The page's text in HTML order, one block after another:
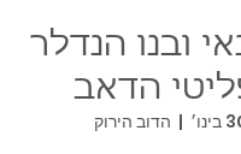
ובנו הנדלר
הדאב
  |
הדוב הירוק